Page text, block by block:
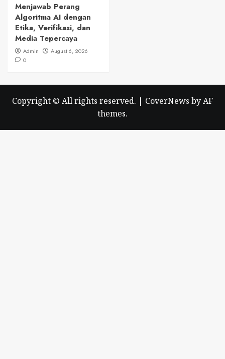
Menjawab Perang
Algoritma AI dengan
Etika, Verifikasi, dan
Media Tepercaya
Admin
August 6, 2026
0
Copyright © All rights reserved. | CoverNews by AF
themes.